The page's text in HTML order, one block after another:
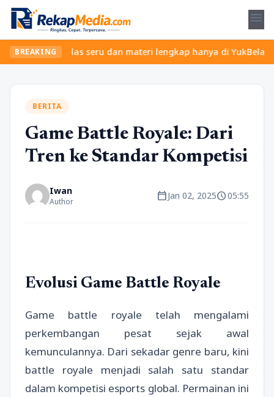
menu
BREAKING
kelas seru dan materi lengkap hanya di
BERITA
Game Battle Royale: Dari
Tren ke Standar Kompetisi
Iwan
Author calendar_todayJan 02, 2025schedule05:55
Evolusi Game Battle Royale
Game battle royale telah mengalami
perkembangan pesat sejak awal
kemunculannya. Dari sekadar genre baru, kini
battle royale menjadi salah satu standar
dalam kompetisi esports global. Permainan ini